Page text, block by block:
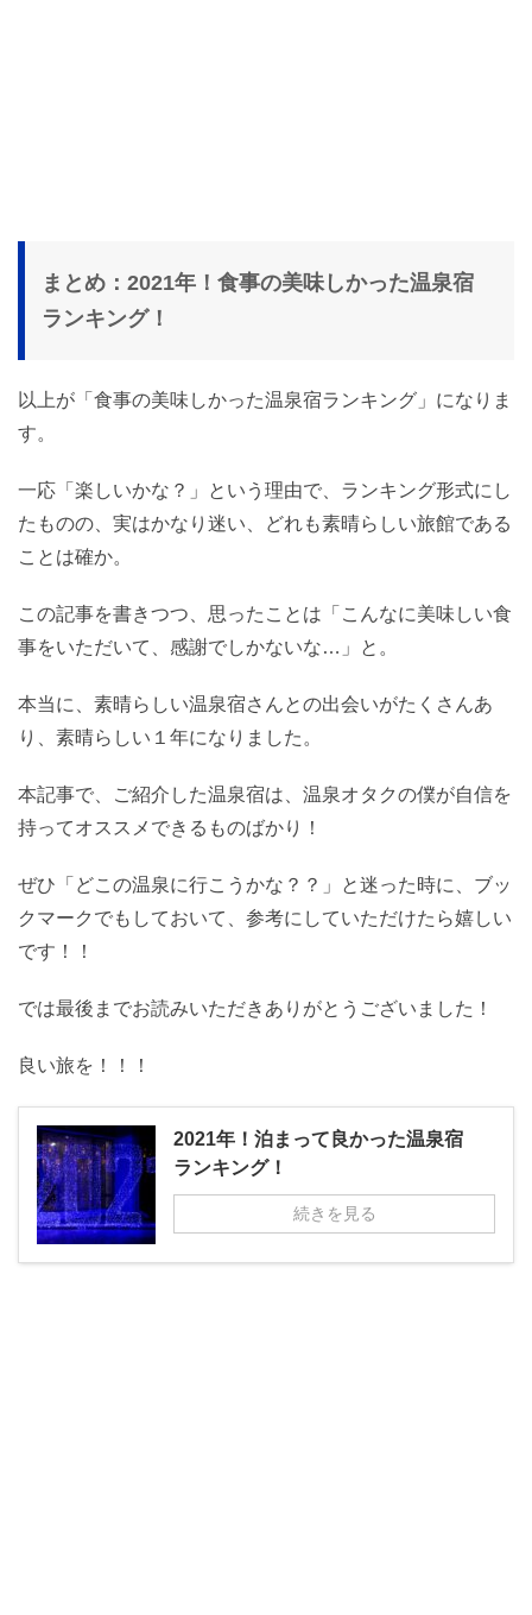
まとめ：2021年！食事の美味しかった温泉宿
ランキング！
以上が「食事の美味しかった温泉宿ランキング」になりま
す。
一応「楽しいかな？」という理由で、ランキング形式にし
たものの、実はかなり迷い、どれも素晴らしい旅館である
ことは確か。
この記事を書きつつ、思ったことは「こんなに美味しい食
事をいただいて、感謝でしかないな…」と。
本当に、素晴らしい温泉宿さんとの出会いがたくさんあ
り、素晴らしい１年になりました。
本記事で、ご紹介した温泉宿は、温泉オタクの僕が自信を
持ってオススメできるものばかり！
ぜひ「どこの温泉に行こうかな？？」と迷った時に、ブッ
クマークでもしておいて、参考にしていただけたら嬉しい
です！！
では最後までお読みいただきありがとうございました！
良い旅を！！！
2021年！泊まって良かった温泉宿
ランキング！
続きを見る